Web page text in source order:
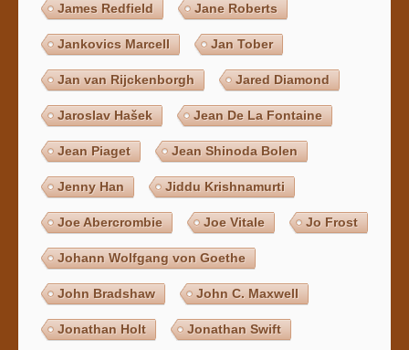
James Redfield Jane Roberts
Jankovics Marcell Jan Tober
Jan van Rijckenborgh Jared Diamond
Jaroslav Hašek Jean De La Fontaine
Jean Piaget Jean Shinoda Bolen
Jenny Han Jiddu Krishnamurti
Joe Abercrombie Joe Vitale Jo Frost
Johann Wolfgang von Goethe
John Bradshaw John C. Maxwell
Jonathan Holt Jonathan Swift